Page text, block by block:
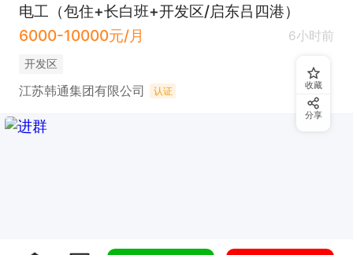
电工（包住+长白班+开发区/启东吕四港）
6000-10000元/月
6小时前
开发区
江苏韩通集团有限公司 认证 收藏
分享